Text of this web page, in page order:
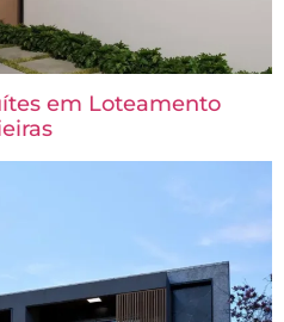
em Loteamento